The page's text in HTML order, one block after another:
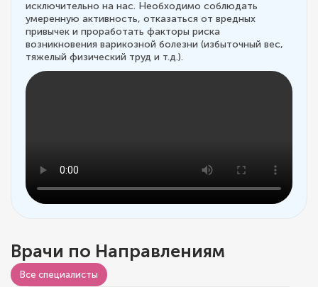
исключительно на нас. Необходимо соблюдать
умеренную активность, отказаться от вредных
привычек и проработать факторы риска
возникновения варикозной болезни (избыточный вес,
тяжелый физический труд и т.д.).
Врачи по Направлениям
Все специалисты